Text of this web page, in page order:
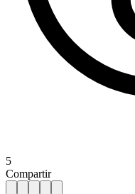
5
Compartir